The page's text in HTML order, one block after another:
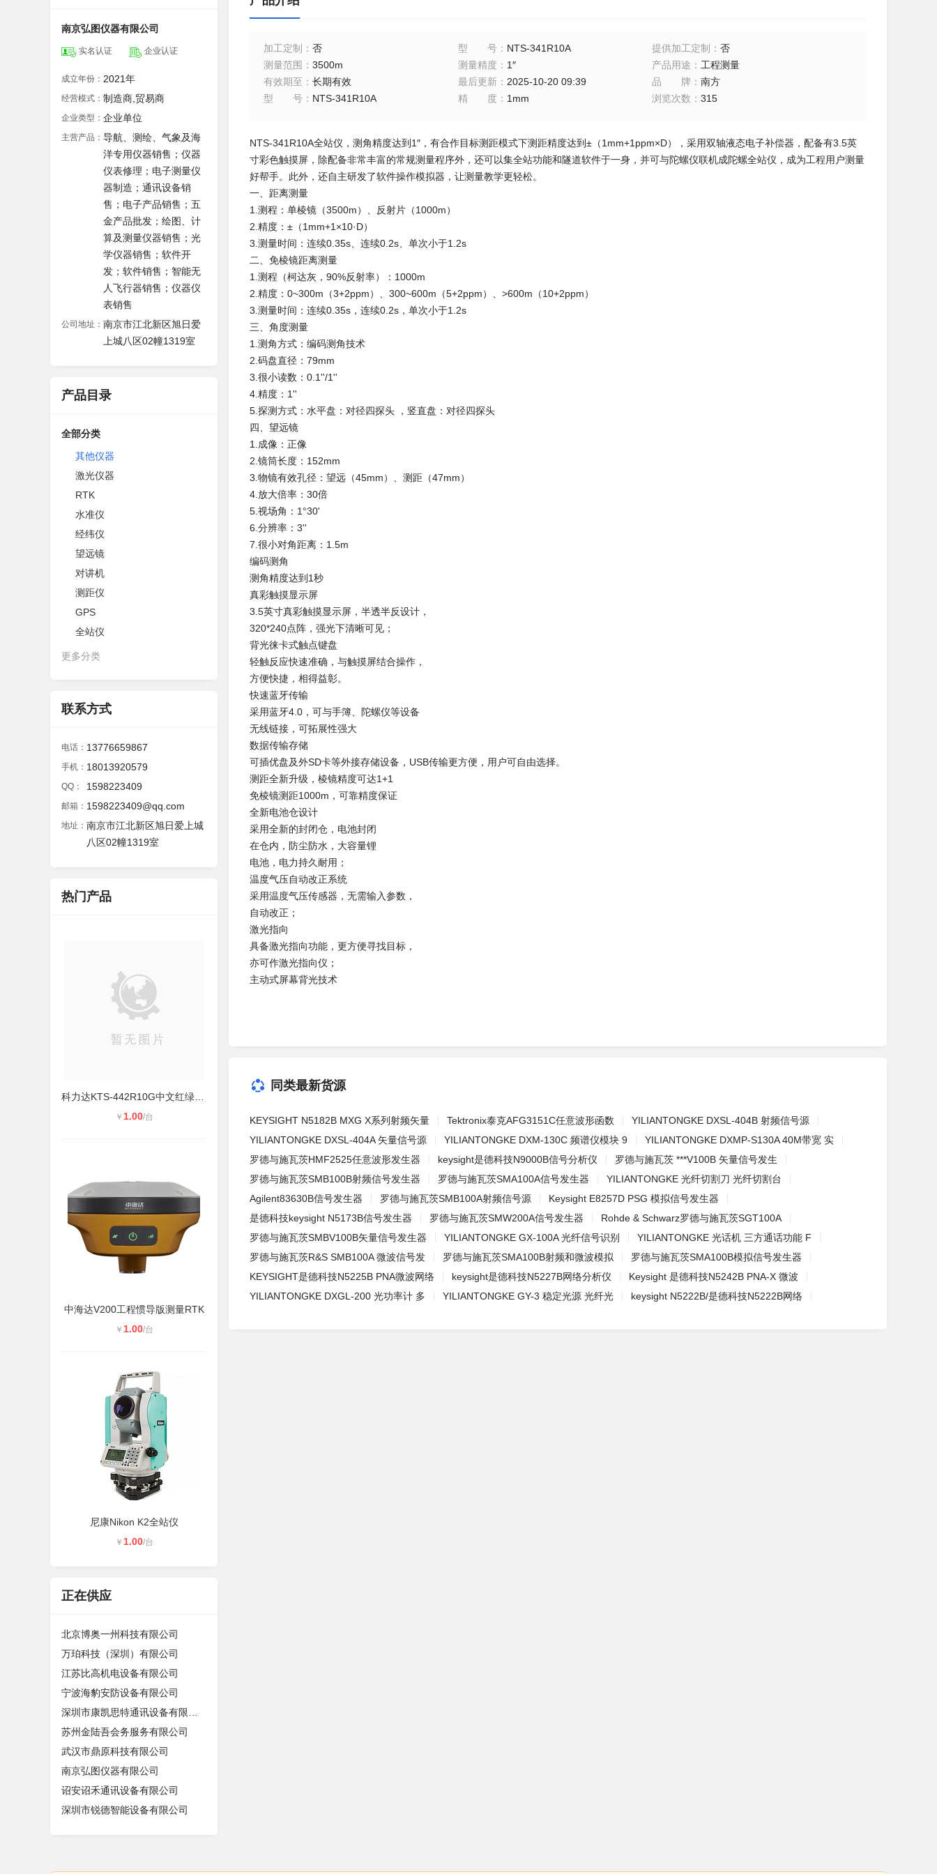
南京弘图仪器有限公司
实名认证 企业认证
成立年份： 2021年
经营模式： 制造商,贸易商
企业类型： 企业单位
主营产品： 导航、测绘、气象及海
洋专用仪器销售；仪器
仪表修理；电子测量仪
器制造；通讯设备销
售；电子产品销售；五
金产品批发；绘图、计
算及测量仪器销售；光
学仪器销售；软件开
发；软件销售；智能无
人飞行器销售；仪器仪
表销售
公司地址： 南京市江北新区旭日爱
上城八区02幢1319室
产品目录
全部分类
其他仪器
激光仪器
RTK
水准仪
经纬仪
望远镜
对讲机
测距仪
GPS
全站仪
更多分类
联系方式
电话： 13776659867
手机： 18013920579
QQ： 1598223409
邮箱： 1598223409@qq.com
地址： 南京市江北新区旭日爱上城
八区02幢1319室
热门产品
￥ 1.00/台
中海达V200工程惯导版测量RTK
￥ 1.00/台
尼康Nikon K2全站仪
￥ 1.00/台
正在供应
北京博奥一州科技有限公司
万珀科技（深圳）有限公司
江苏比高机电设备有限公司
宁波海豹安防设备有限公司
苏州金陆吾会务服务有限公司
武汉市鼎原科技有限公司
南京弘图仪器有限公司
诏安诏禾通讯设备有限公司
深圳市锐德智能设备有限公司
加工定制 ： 否 型号： NTS-341R10A 提供加工定制 ：否
测量范围 ： 3500m 测量精度 ： 1″ 产品用途 ： 工程测量
有效期至 ： 长期有效 最后更新： 2025-10-20 09:39 品牌 ：南方
型号 ： NTS-341R10A 精度 ： 1mm 浏览次数 ：315
NTS-341R10A全站仪，测角精度达到1″，有合作目标测距模式下测距精度达到±（1mm+1ppm×D），采用双轴液态电子补偿器，配备有3.5英
寸彩色触摸屏，除配备非常丰富的常规测量程序外，还可以集全站功能和隧道软件于一身，并可与陀螺仪联机成陀螺全站仪，成为工程用户测量
好帮手。此外，还自主研发了软件操作模拟器，让测量教学更轻松。
一、距离测量
1.测程：单棱镜（3500m）、反射片（1000m）
2.精度：±（1mm+1×10·D）
3.测量时间：连续0.35s、连续0.2s、单次小于1.2s
二、免棱镜距离测量
1.测程（柯达灰，90%反射率）：1000m
2.精度：0~300m（3+2ppm）、300~600m（5+2ppm）、>600m（10+2ppm）
3.测量时间：连续0.35s，连续0.2s，单次小于1.2s
三、角度测量
1.测角方式：编码测角技术
2.码盘直径：79mm
3.很小读数：0.1''/1''
4.精度：1''
5.探测方式：水平盘：对径四探头 ，竖直盘：对径四探头
四、望远镜
1.成像：正像
2.镜筒长度：152mm
3.物镜有效孔径：望远（45mm）、测距（47mm）
4.放大倍率：30倍
5.视场角：1°30'
6.分辨率：3''
7.很小对角距离：1.5m
编码测角
测角精度达到1秒
真彩触摸显示屏
3.5英寸真彩触摸显示屏，半透半反设计，
320*240点阵，强光下清晰可见；
背光徕卡式触点键盘
轻触反应快速准确，与触摸屏结合操作，
方便快捷，相得益彰。
快速蓝牙传输
采用蓝牙4.0，可与手簿、陀螺仪等设备
无线链接，可拓展性强大
数据传输存储
可插优盘及外SD卡等外接存储设备，USB传输更方便，用户可自由选择。
测距全新升级，棱镜精度可达1+1
免棱镜测距1000m，可靠精度保证
全新电池仓设计
采用全新的封闭仓，电池封闭
在仓内，防尘防水，大容量锂
电池，电力持久耐用；
温度气压自动改正系统
采用温度气压传感器，无需输入参数，
自动改正；
激光指向
具备激光指向功能，更方便寻找目标，
亦可作激光指向仪；
主动式屏幕背光技术
同类最新货源
KEYSIGHT N5182B MXG X系列射频矢量 Tektronix泰克AFG3151C任意波形函数
YILIANTONGKE DXSL-404B 射频信号源
YILIANTONGKE DXSL-404A 矢量信号源
YILIANTONGKE DXM-130C 频谱仪模块 9
YILIANTONGKE DXMP-S130A 40M带宽 实
罗德与施瓦茨HMF2525任意波形发生器
keysight是德科技N9000B信号分析仪
罗德与施瓦茨 ***V100B 矢量信号发生
罗德与施瓦茨SMB100B射频信号发生器
罗德与施瓦茨SMA100A信号发生器
YILIANTONGKE 光纤切割刀 光纤切割台
Agilent83630B信号发生器
罗德与施瓦茨SMB100A射频信号源
Keysight E8257D PSG 模拟信号发生器
是德科技keysight N5173B信号发生器
罗德与施瓦茨SMW200A信号发生器
Rohde & Schwarz罗德与施瓦茨SGT100A
罗德与施瓦茨SMBV100B矢量信号发生器
YILIANTONGKE GX-100A 光纤信号识别
YILIANTONGKE 光话机 三方通话功能 F
罗德与施瓦茨R&S SMB100A 微波信号发
罗德与施瓦茨SMA100B射频和微波模拟
罗德与施瓦茨SMA100B模拟信号发生器
KEYSIGHT是德科技N5225B PNA微波网络
keysight是德科技N5227B网络分析仪
Keysight 是德科技N5242B PNA-X 微波
YILIANTONGKE DXGL-200 光功率计 多
YILIANTONGKE GY-3 稳定光源 光纤光 keysight N5222B/是德科技N5222B网络